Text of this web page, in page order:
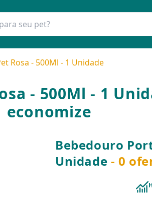
Rosa - 500Ml - 1 Unidade
- 500Ml - 1
economize
Bebedouro
Unidade - 0